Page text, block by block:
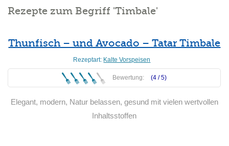
Rezepte zum Begriff 'Timbale'
Thunfisch – und Avocado – Tatar Timbale
Rezeptart: Kalte Vorspeisen
Bewertung: (4 /5)
Elegant, modern, Natur belassen, gesund mit vielen wertvollen
Inhaltsstoffen